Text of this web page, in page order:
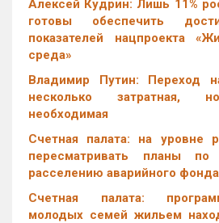
Алексей Кудрин: Лишь 11%
готовы обеспечить
показателей нацпроекта
среда»
Владимир Путин: Переход
несколько затратная,
необходимая
Счетная палата: на уровне
пересматривать планы
расселению аварийного фонда
Счетная палата:
молодых семей жильем